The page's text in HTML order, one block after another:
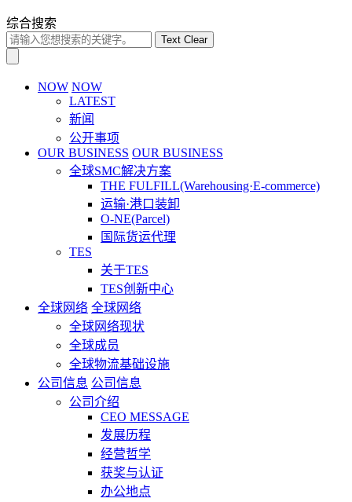
综合搜索
Text Clear
NOW NOW
LATEST
新闻
公开事项
OUR BUSINESS OUR BUSINESS
全球SMC解决方案
THE FULFILL(Warehousing·E-commerce)
运输·港口装卸
O-NE(Parcel)
国际货运代理
TES
关于TES
TES创新中心
全球网络 全球网络
全球网络现状
全球成员
全球物流基础设施
公司信息 公司信息
公司介绍
CEO MESSAGE
发展历程
经营哲学
获奖与认证
办公地点